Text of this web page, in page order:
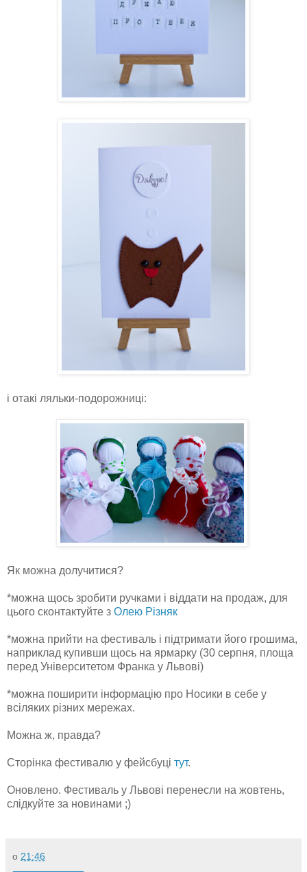
і отакі ляльки-подорожниці:
Як можна долучитися?
*можна щось зробити ручками і віддати на продаж, для
цього сконтактуйте з Олею Різняк
*можна прийти на фестиваль і підтримати його грошима,
наприклад купивши щось на ярмарку (30 серпня, площа
перед Університетом Франка у Львові)
*можна поширити інформацію про Носики в себе у
всіляких різних мережах.
Можна ж, правда?
Сторінка фестивалю у фейсбуці тут.
Оновлено. Фестиваль у Львові перенесли на жовтень,
слідкуйте за новинами ;)
о 21:46